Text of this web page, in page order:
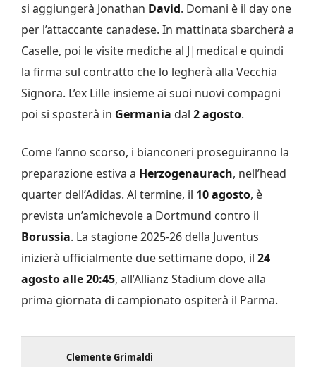
si aggiungerà Jonathan David. Domani è il day one
per l’attaccante canadese. In mattinata sbarcherà a
Caselle, poi le visite mediche al J|medical e quindi
la firma sul contratto che lo legherà alla Vecchia
Signora. L’ex Lille insieme ai suoi nuovi compagni
poi si sposterà in Germania dal 2 agosto.
Come l’anno scorso, i bianconeri proseguiranno la
preparazione estiva a Herzogenaurach, nell’head
quarter dell’Adidas. Al termine, il 10 agosto, è
prevista un’amichevole a Dortmund contro il
Borussia. La stagione 2025-26 della Juventus
inizierà ufficialmente due settimane dopo, il 24
agosto alle 20:45, all’Allianz Stadium dove alla
prima giornata di campionato ospiterà il Parma.
Clemente Grimaldi